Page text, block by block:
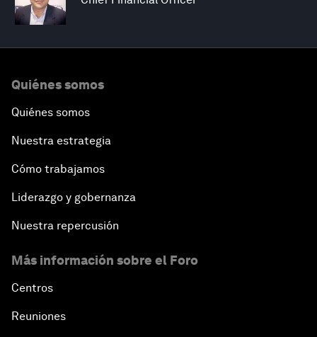
Quiénes somos
Quiénes somos
Nuestra estrategia
Cómo trabajamos
Liderazgo y gobernanza
Nuestra repercusión
Más información sobre el Foro
Centros
Reuniones